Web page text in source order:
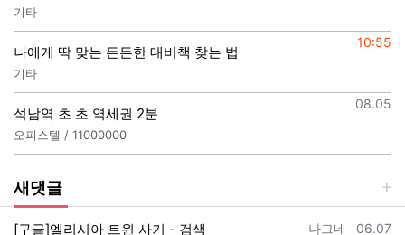
기타
등록일
10:55
나에게 딱 맞는 든든한 대비책 찾는 법
기타
등록일
08.05
석남역 초 초 역세권 2분
오피스텔 / 11000000
새댓글
등록자
나그네 등록일
06.07
[구글]엘리시아 트윈 사기 - 검색